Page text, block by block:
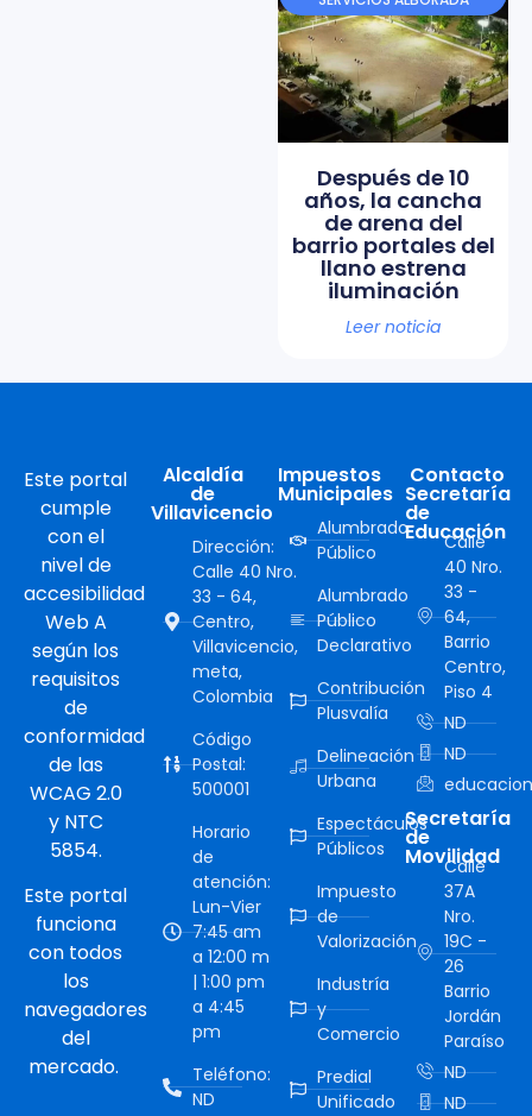
Después de 10
años, la cancha
de arena del
barrio portales del
llano estrena
iluminación
Leer noticia
Este portal
cumple
con el
nivel de
accesibilidad
Web A
según los
requisitos
de
conformidad
de las
WCAG 2.0
y NTC
5854.
Este portal
funciona
con todos
los
navegadores
del
mercado.
Alcaldía
de
Villavicencio
Dirección:
Calle 40 Nro.
33 - 64,
Centro,
Villavicencio,
meta,
Colombia
Código
Postal:
500001
Horario
de
atención:
Lun-Vier
7:45 am
a 12:00 m
| 1:00 pm
a 4:45
pm
Teléfono:
ND
Impuestos
Municipales
Alumbrado
Público
Alumbrado
Público
Declarativo
Contribución
Plusvalía
Delineación
Urbana
Espectáculos
Públicos
Impuesto
de
Valorización
Industría
y
Comercio
Predial
Unificado
Contacto
Secretaría
de
Educación
Calle
40 Nro.
33 -
64,
Barrio
Centro,
Piso 4
ND
ND
Secretaría
de
Movilidad
Calle
37A
Nro.
19C -
26
Barrio
Jordán
Paraíso
ND
ND